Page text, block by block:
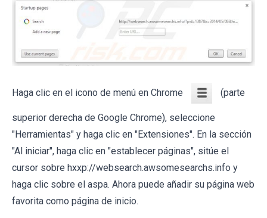
Haga clic en el icono de menú en Chrome (parte
superior derecha de Google Chrome), seleccione
"Herramientas" y haga clic en "Extensiones". En la sección
"Al iniciar", haga clic en "establecer páginas", sitúe el
cursor sobre hxxp://websearch.awsomesearchs.info y
haga clic sobre el aspa. Ahora puede añadir su página web
favorita como página de inicio.